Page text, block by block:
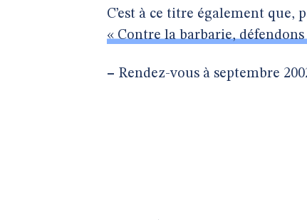
C’est à ce titre également que,
« Contre la barbarie,
– Rendez-vous à septembre